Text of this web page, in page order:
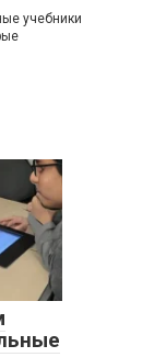
учебники